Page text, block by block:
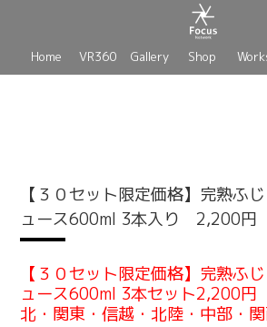
Home VR360 Gallery Shop
【３０セット限定価格】完熟ふ
ュース600ml 3本入り 2,200円
【３０セット限定価格】完熟ふ
ュース600ml 3本セット2,200
北・関東・信越・北陸・中部・関